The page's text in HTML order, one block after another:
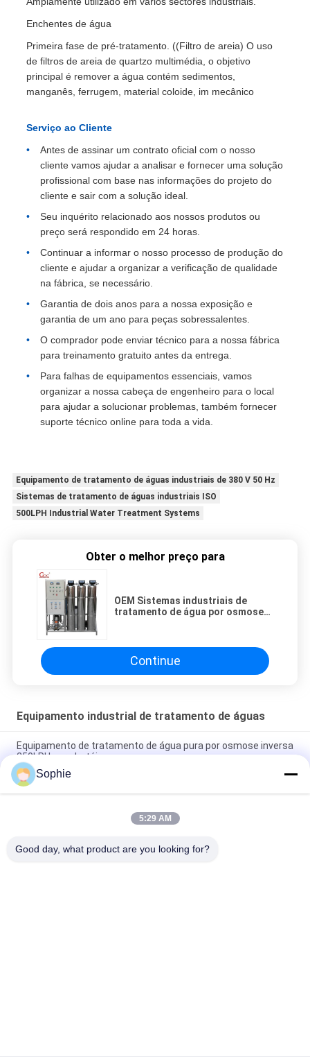
Enchentes de água
Primeira fase de pré-tratamento. ((Filtro de areia) O uso
de filtros de areia de quartzo multimédia, o objetivo
principal é remover a água contém sedimentos,
manganês, ferrugem, material coloide, im mecânico
Serviço ao Cliente
Antes de assinar um contrato oficial com o nosso
cliente vamos ajudar a analisar e fornecer uma solução
profissional com base nas informações do projeto do
cliente e sair com a solução ideal.
Seu inquérito relacionado aos nossos produtos ou
preço será respondido em 24 horas.
Continuar a informar o nosso processo de produção do
cliente e ajudar a organizar a verificação de qualidade
na fábrica, se necessário.
Garantia de dois anos para a nossa exposição e
garantia de um ano para peças sobressalentes.
O comprador pode enviar técnico para a nossa fábrica
para treinamento gratuito antes da entrega.
Para falhas de equipamentos essenciais, vamos
organizar a nossa cabeça de engenheiro para o local
para ajudar a solucionar problemas, também fornecer
suporte técnico online para toda a vida.
Equipamento de tratamento de águas industriais de 380 V 50 Hz
Sistemas de tratamento de águas industriais ISO
500LPH Industrial Water Treatment Systems
Obter o melhor preço para
OEM Sistemas industriais de
tratamento de água por osmose
Continue
Equipamento industrial de tratamento de águas
Equipamento de tratamento de água pura por osmose inversa
250LPH para hotéis
Equipamento de tratamento de água ISO RO / Sistemas
industriais de tratamento de água
Equipamento industrial de tratamento de águas por osmose
Sophie
5:29 AM
Good day, what product are you looking for?